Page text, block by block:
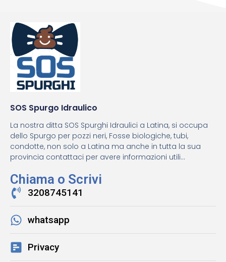
SOS Spurgo Idraulico
La nostra ditta SOS Spurghi Idraulici a Latina, si occupa
dello Spurgo per pozzi neri, Fosse biologiche, tubi,
condotte, non solo a Latina ma anche in tutta la sua
provincia contattaci per avere informazioni utili...
Chiama o Scrivi
3208745141
whatsapp
Privacy